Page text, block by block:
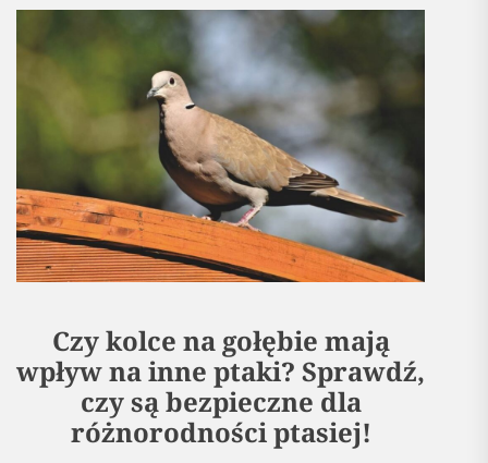
Czy kolce na gołębie mają
wpływ na inne ptaki? Sprawdź,
czy są bezpieczne dla
różnorodności ptasiej!